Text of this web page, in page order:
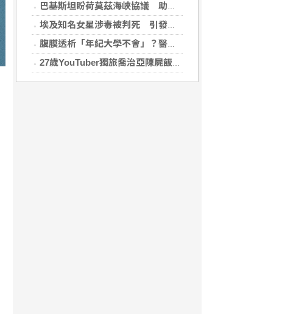
巴基斯坦盼荷莫茲海峽協議 助恢復美伊談判
埃及知名女星涉毒被判死 引發社會震驚
腹膜透析「年紀大學不會」？醫：年齡並非限制 評估還要看3面向
27歲YouTuber獨旅喬治亞陳屍飯店 法醫揭死因「未排除中毒可能」